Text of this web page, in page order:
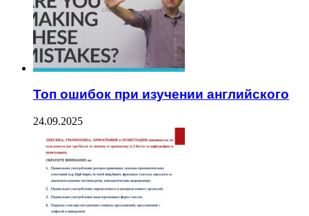
Топ ошибок при изучении английского
24.09.2025